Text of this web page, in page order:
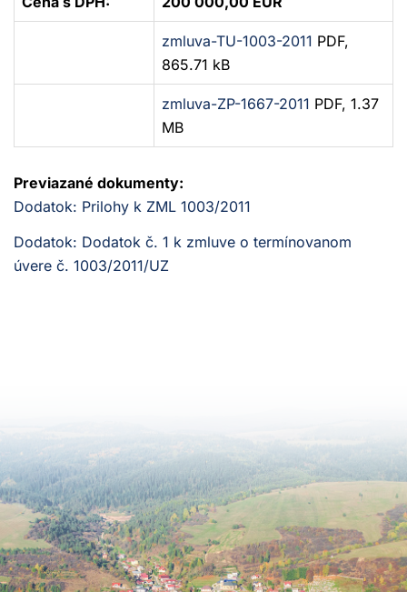
zmluva-TU-1003-2011 PDF,
865.71 kB
zmluva-ZP-1667-2011 PDF, 1.37
MB
Previazané dokumenty:
Dodatok: Prilohy k ZML 1003/2011
Dodatok: Dodatok č. 1 k zmluve o termínovanom
úvere č. 1003/2011/UZ